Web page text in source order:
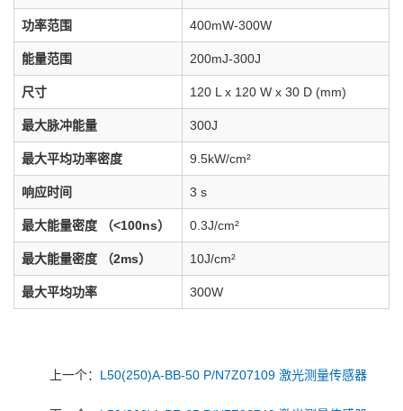
功率范围 400mW-300W
能量范围 200mJ-300J
尺寸 120 L x 120 W x 30 D (mm)
最大脉冲能量 300J
最大平均功率密度 9.5kW/cm²
响应时间 3 s
最大能量密度 （<100ns） 0.3J/cm²
最大能量密度 （2ms） 10J/cm²
最大平均功率 300W
上一个： L50(250)A-BB-50 P/N7Z07109 激光测量传感器